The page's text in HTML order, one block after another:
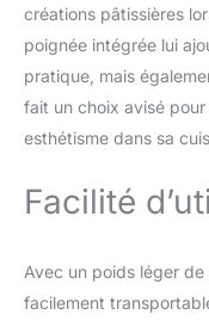
créations pâtissières
poignée intégrée lui
pratique, mais
fait un choix avisé
esthétisme dans sa
Facilité
Avec un poids léger
facilement